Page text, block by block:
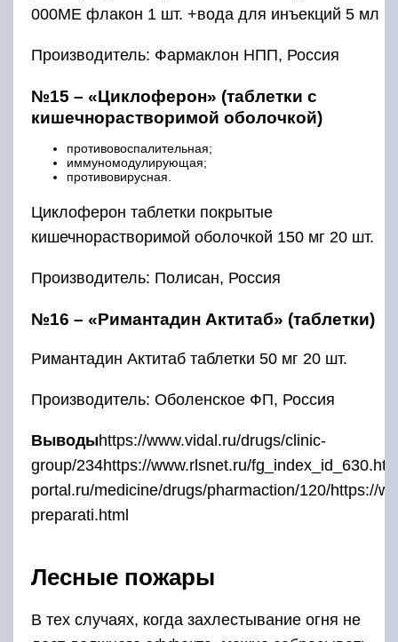
000МЕ флакон 1 шт. +вода для инъекций 5 мл
Производитель: Фармаклон НПП, Россия
№15 – «Циклоферон» (таблетки с
кишечнорастворимой оболочкой)
противовоспалительная;
иммуномодулирующая;
противовирусная.
Циклоферон таблетки покрытые
кишечнорастворимой оболочкой 150 мг 20 шт.
Производитель: Полисан, Россия
№16 – «Римантадин Актитаб» (таблетки)
Римантадин Актитаб таблетки 50 мг 20 шт.
Производитель: Оболенское ФП, Россия
Выводыhttps://www.vidal.ru/drugs/clinic-
group/234https://www.rlsnet.ru/
portal.ru/medicine/drugs/pharmaction/120/https://
preparati.html
Лесные пожары
В тех случаях, когда захлестывание огня не